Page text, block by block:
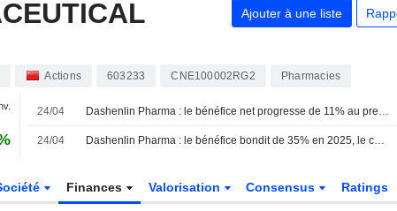
Ajouter à une liste
Actions 603233 CNE100002RG2 Pharmacies
24/04 Dashenlin Pharma : le bénéfice net progresse de 11% au premier trimestre
24/04 Dashenlin Pharma : le bénéfice bondit de 35% en 2025, le chiffre d'affaires progresse de 4%
Finances Valorisation Consensus Ratings